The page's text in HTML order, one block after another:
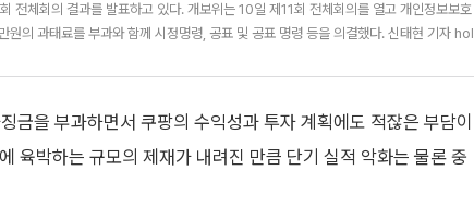
전체회의 결과를 발표하고 있다. 개보위는 10일 제11회 전체회의를 열고 개인정보보호
의 과태료를 부과와 함께 시정명령, 공표 및 공표 명령 등을 의결했다. 신태현 기자 hol
을 부과하면서 쿠팡의 수익성과 투자 계획에도 적잖은 부담이
육박하는 규모의 제재가 내려진 만큼 단기 실적 악화는 물론 중